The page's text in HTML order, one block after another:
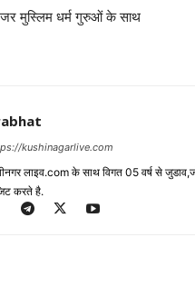
मुस्लिम धर्म गुरुओं के साथ
kushinagarlive.com
लाइव.com के साथ विगत 05 वर्ष से
करते है.